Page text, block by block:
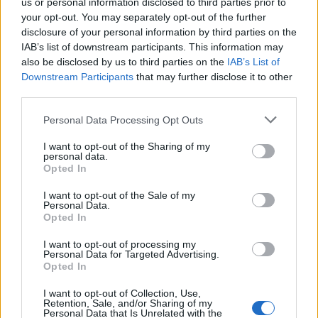
your opt-out. You may separately opt-out of the further
disclosure of your personal information by third parties on the
IAB’s list of downstream participants. This information may
also be disclosed by us to third parties on the IAB’s List of
Downstream Participants that may further disclose it to other
Personal Data Processing Opt Outs
I want to opt-out of the Sharing of my
personal data.
Opted In
I want to opt-out of the Sale of my
Personal Data.
Opted In
I want to opt-out of processing my
Personal Data for Targeted Advertising.
Opted In
I want to opt-out of Collection, Use,
Retention, Sale, and/or Sharing of my
Personal Data that Is Unrelated with the
Από την παραπάνω εγκληματική τους δράση
είχαν αφαιρέσει χρήματα, χρυσαφικά,
κοσμήματα, ηλεκτρονικές συσκευές, κ.α. που η
καθώς και το χρηματικό ποσό των -35.000-
δολαρίων Αυστραλίας και -1.000- δολαρίων
Η.Π.Α., σύμφωνα με τους ιδιοκτήτες τους.
Οι συλληφθέντες θα οδηγηθούν στον κ.
Εισαγγελέα Πρωτοδικών Σπάρτης.